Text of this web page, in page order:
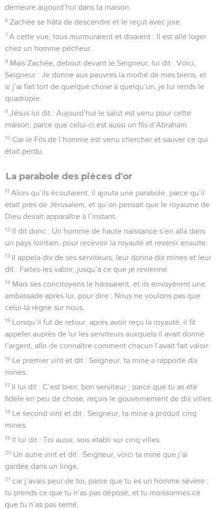
demeure aujourd’hui dans ta maison.
6 Zachée se hâta de descendre et le reçut avec joie.
7 A cette vue, tous murmuraient et disaient : Il est allé loger
chez un homme pécheur.
8 Mais Zachée, debout devant le Seigneur, lui dit : Voici,
Seigneur : Je donne aux pauvres la moitié de mes biens, et
si j’ai fait tort de quelque chose à quelqu’un, je lui rends le
quadruple.
9 Jésus lui dit : Aujourd’hui le salut est venu pour cette
maison, parce que celui-ci est aussi un fils d’Abraham.
10 Car le Fils de l’homme est venu chercher et sauver ce qui
était perdu.
La parabole des pièces d'or
11 Alors qu’ils écoutaient, il ajouta une parabole, parce qu’il
était près de Jérusalem, et qu’on pensait que le royaume de
Dieu devait apparaître à l’instant.
12 Il dit donc : Un homme de haute naissance s’en alla dans
un pays lointain, pour recevoir la royauté et revenir ensuite.
13 Il appela dix de ses serviteurs, leur donna dix mines et leur
dit : Faites-les valoir, jusqu’à ce que je revienne.
14 Mais ses concitoyens le haïssaient, et ils envoyèrent une
ambassade après lui, pour dire : Nous ne voulons pas que
celui-là règne sur nous.
15 Lorsqu’il fut de retour, après avoir reçu la royauté, il fit
appeler auprès de lui les serviteurs auxquels il avait donné
l’argent, afin de connaître comment chacun l’avait fait valoir.
16 Le premier vint et dit : Seigneur, ta mine a rapporté dix
mines.
17 Il lui dit : C’est bien, bon serviteur ; parce que tu as été
fidèle en peu de chose, reçois le gouvernement de dix villes.
18 Le second vint et dit : Seigneur, ta mine a produit cinq
mines.
19 Il lui dit : Toi aussi, sois établi sur cinq villes.
20 Un autre vint et dit : Seigneur, voici ta mine que j’ai
gardée dans un linge,
21 car j’avais peur de toi, parce que tu es un homme sévère ;
tu prends ce que tu n’as pas déposé, et tu moissonnes ce
que tu n’as pas semé.